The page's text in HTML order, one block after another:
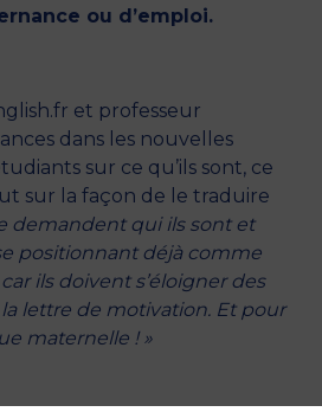
ou d’emploi.
et professeur
dans les nouvelles
sur ce qu’ils sont, ce
sur la façon de le traduire
demandent qui ils sont et
positionnant déjà comme
ils doivent s’éloigner des
lettre de motivation. Et pour
maternelle ! »